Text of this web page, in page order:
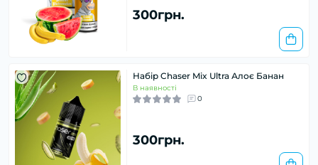
300грн.
Набір Chaser Mix Ultra Алоє Банан
В наявності
0
300грн.